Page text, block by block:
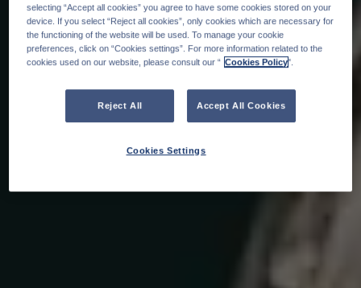
selecting “Accept all cookies” you agree to have some cookies stored on your
device. If you select “Reject all cookies”, only cookies which are necessary for
the functioning of the website will be used. To manage your cookie
preferences, click on “Cookies settings”. For more information related to the
cookies used on our website, please consult our “ Cookies Policy".
Reject All Accept All Cookies
Cookies Settings